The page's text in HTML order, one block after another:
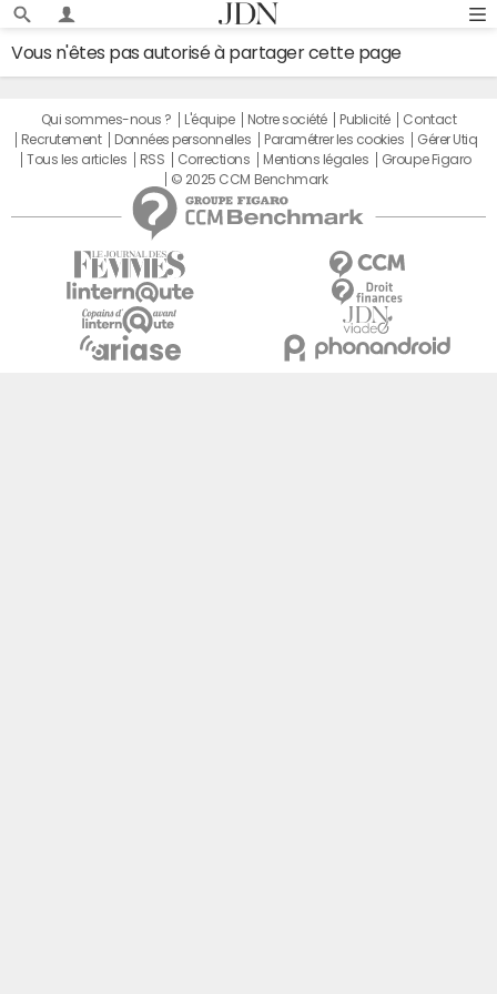
Vous n'êtes pas autorisé à partager cette page
Qui sommes-nous ? L'équipe Notre société Publicité
Contact
Recrutement
Données personnelles Paramétrer les cookies
Gérer Utiq
Tous les articles
RSS Corrections Mentions légales
Groupe Figaro
© 2025 CCM Benchmark